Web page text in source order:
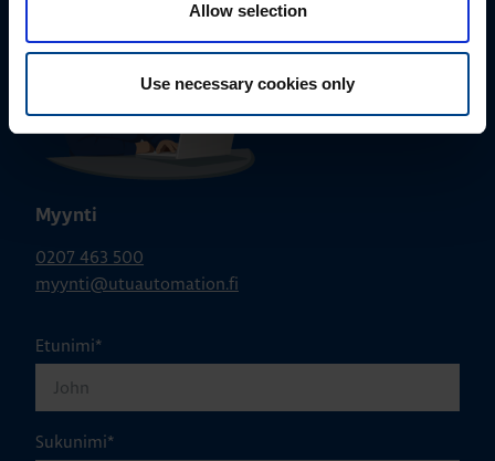
Allow selection
Use necessary cookies only
Myynti
0207 463 500
myynti@utuautomation.fi
Etunimi*
Sukunimi*